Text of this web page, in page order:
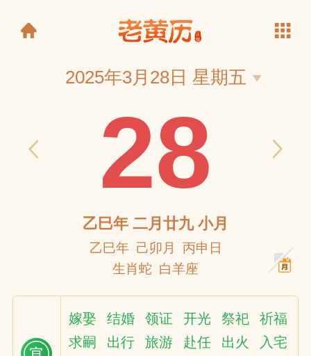
老黄历
2025年3月28日 星期五
28
乙巳年 二月廿九 小月
乙巳年 己卯月 丙申日
生肖蛇 白羊座
嫁娶 结婚 领证 开光 祭祀
祈福
求嗣
出行 旅游 赴任 出火
入宅